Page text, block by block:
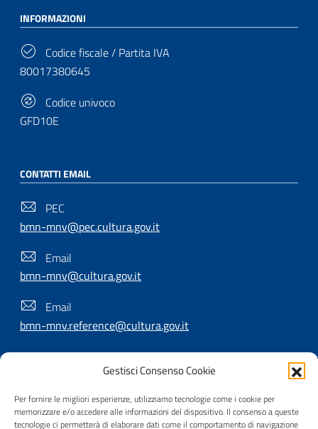
Gestisci Consenso Cookie
Per fornire le migliori esperienze, utilizziamo tecnologie come i cookie per
memorizzare e/o accedere alle informazioni del dispositivo. Il consenso a queste
tecnologie ci permetterà di elaborare dati come il comportamento di navigazione
INFORMAZIONI
Codice fiscale / Partita IVA
80017380645
Codice univoco
GFD10E
CONTATTI EMAIL
PEC
bmn-mnv@pec.cultura.gov.it
Email
bmn-mnv@cultura.gov.it
Email
bmn-mnv.reference@cultura.gov.it